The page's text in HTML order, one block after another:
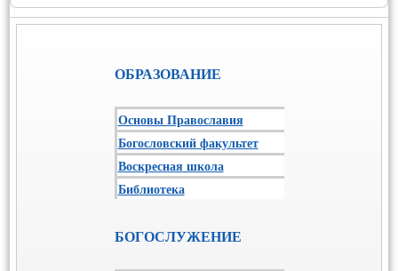
ОБРАЗОВАНИЕ
Основы Православия
Богословский факультет
Воскресная школа
Библиотека
БОГОСЛУЖЕНИЕ